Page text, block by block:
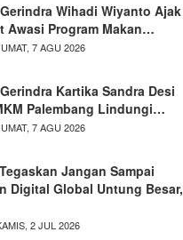
Wihadi Wiyanto Ajak
Awasi Program Makan…
7 AGU 2026
Kartika Sandra Desi
Palembang Lindungi…
7 AGU 2026
Jangan Sampai
Digital Global Untung Besar,
2 JUL 2026